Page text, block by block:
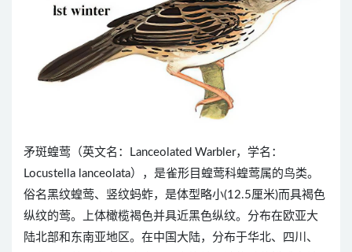
矛斑蝗莺（英文名：Lanceolated Warbler，学名：
Locustella lanceolata），是雀形目蝗莺科蝗莺属的鸟类。
俗名黑纹蝗莺、竖纹蚂蚱，是体型略小(12.5厘米)而具褐色
纵纹的莺。上体橄榄褐色并具近黑色纵纹。分布在欧亚大
陆北部和东南亚地区。在中国大陆，分布于华北、四川、